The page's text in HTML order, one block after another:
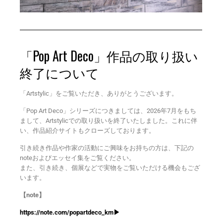
「Pop Art Deco」作品の取り扱い
終了について
「Artstylic」をご覧いただき、ありがとうございます。
「Pop Art Deco」シリーズにつきましては、2026年7月をもち
まして、Artstylicでの取り扱いを終了いたしました。これに伴
い、作品紹介サイトもクローズしております。
引き続き作品や作家の活動にご興味をお持ちの方は、下記の
noteおよびエッセイ集をご覧ください。
また、引き続き、個展などで実物をご覧いただける機会もござ
います。
【note】
https://note.com/popartdeco_km▶